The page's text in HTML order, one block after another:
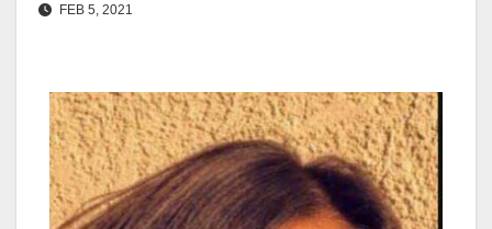
FEB 5, 2021